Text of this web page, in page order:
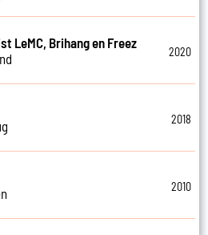
LeMC, Brihang en Freez
2020
2018
2010